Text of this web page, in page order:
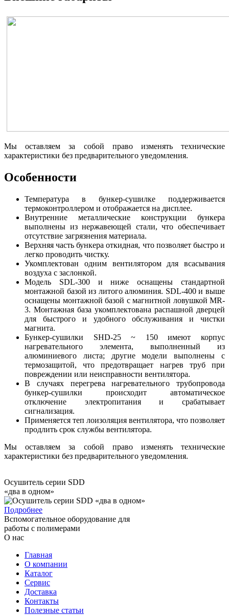
Мы оставляем за собой право изменять технические
характеристики без предварительного уведомления.
Особенности
Температура в бункер-сушилке поддерживается
термоконтроллером и отображается на дисплее.
Внутренние металлические конструкции бункера
выполнены из нержавеющей стали, что обеспечивает
отсутствие загрязнения материала.
Верхняя часть бункера откидная, что позволяет быстро и
легко проводить чистку.
Укомплектован одним вентилятором для всасывания
воздуха с заслонкой.
Модель SDL-300 и ниже оснащены стандартной
монтажной базой из литого алюминия. SDL-400 и выше
оснащены монтажной базой с магнитной ловушкой MR-
3. Монтажная база укомплектована распашной дверцей
для быстрого и удобного обслуживания и чистки
магнита.
Бункер-сушилки SHD-25 ~ 150 имеют корпус
нагревательного элемента, выполненный из
алюминиевого листа; другие модели выполнены с
термозащитой, что предотвращает нагрев труб при
повреждении или неисправности вентилятора.
В случаях перегрева нагревательного трубопровода
бункер-сушилки происходит автоматическое
отключение электропитания и срабатывает
сигнализация.
Применяется теп лоизоляция вентилятора, что позволяет
продлить срок службы вентилятора.
Мы оставляем за собой право изменять технические
характеристики без предварительного уведомления.
Осушитель серии SDD
«два в одном»
Подробнее
Вспомогательное оборудование для
работы с полимерами
О нас
Главная
О компании
Каталог
Сервис
Доставка
Контакты
Полезные статьи